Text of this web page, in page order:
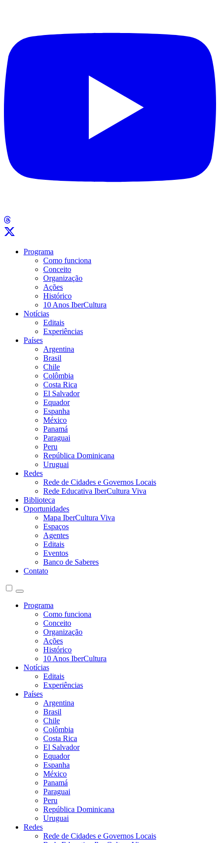
Programa
Como funciona
Conceito
Organização
Ações
Histórico
10 Anos IberCultura
Notícias
Editais
Experiências
Países
Argentina
Brasil
Chile
Colômbia
Costa Rica
El Salvador
Equador
Espanha
México
Panamá
Paraguai
Peru
República Dominicana
Uruguai
Redes
Rede de Cidades e Governos Locais
Rede Educativa IberCultura Viva
Biblioteca
Oportunidades
Mapa IberCultura Viva
Espaços
Agentes
Editais
Eventos
Banco de Saberes
Contato
Programa
Como funciona
Conceito
Organização
Ações
Histórico
10 Anos IberCultura
Notícias
Editais
Experiências
Países
Argentina
Brasil
Chile
Colômbia
Costa Rica
El Salvador
Equador
Espanha
México
Panamá
Paraguai
Peru
República Dominicana
Uruguai
Redes
Rede de Cidades e Governos Locais